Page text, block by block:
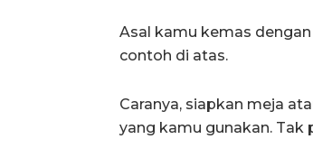
Asal kamu kemas
contoh di atas.
Caranya, siapkan meja
yang kamu gunakan. Tak